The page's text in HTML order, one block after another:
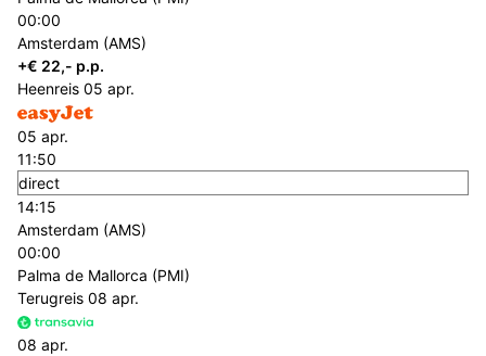
00:00
Amsterdam (AMS)
+€ 22,- p.p.
Heenreis 05 apr.
05 apr.
11:50
direct
14:15
Amsterdam (AMS)
00:00
Palma de Mallorca (PMI)
Terugreis 08 apr.
08 apr.